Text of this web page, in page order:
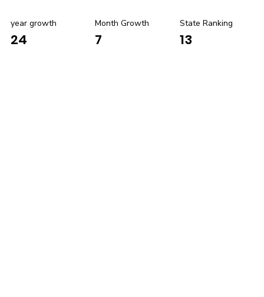
year growth
24
Month Growth
7
State Ranking
13